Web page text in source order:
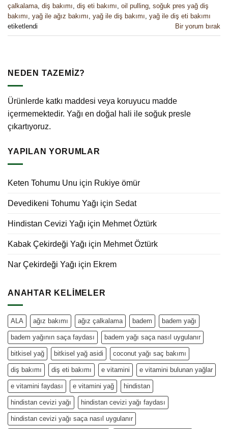
çalkalama diş bakımı diş eti bakımı oil pulling soğuk pres yağ diş
bakımı yağ ile ağız bakımı yağ ile diş bakımı yağ ile diş eti bakımı
etiketlendi
Bir yorum bırak
NEDEN TAZEMİZ?
Ürünlerde katkı maddesi veya koruyucu madde
içermemektedir. Yağı en doğal hali ile soğuk presle
çıkartıyoruz.
YAPILAN YORUMLAR
Keten Tohumu Unu için Rukiye ömür
Devedikeni Tohumu Yağı için Sedat
Hindistan Cevizi Yağı için Mehmet Öztürk
Kabak Çekirdeği Yağı için Mehmet Öztürk
Nar Çekirdeği Yağı için Ekrem
ANAHTAR KELIMELER
ALA ağız bakımı ağız çalkalama badem badem yağı
badem yağının saça faydası badem yağı saça nasıl uygulanır
bitkisel yağ bitkisel yağ asidi coconut yağı saç bakımı
diş bakımı diş eti bakımı e vitamini e vitamini bulunan yağlar
e vitamini faydası e vitamini yağ hindistan
hindistan cevizi yağı hindistan cevizi yağı faydası
hindistan cevizi yağı saça nasıl uygulanır